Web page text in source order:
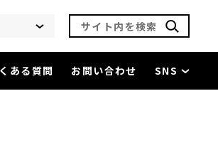
サイト内を検索
ある質問 お問い合わせ SNS